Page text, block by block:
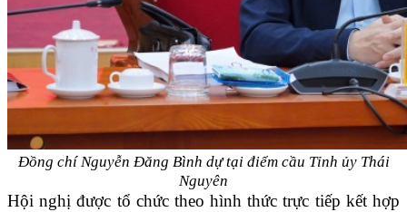
Đồng chí Nguyễn Đăng Bình dự tại điểm cầu Tỉnh ủy Thái
Nguyên
Hội nghị được tổ chức theo hình thức trực tiếp kết hợp